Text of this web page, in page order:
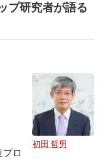
プ研究者が語る
初田 哲男
ロ